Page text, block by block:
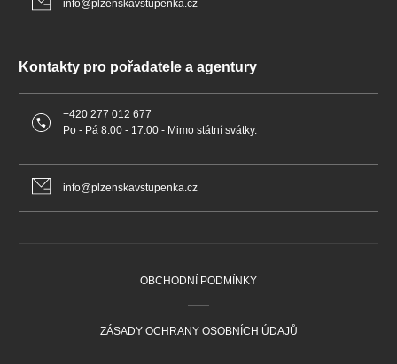
info@plzenskavstupenka.cz
Kontakty pro pořadatele a agentury
+420 277 012 677
Po - Pá 8:00 - 17:00 - Mimo státní svátky.
info@plzenskavstupenka.cz
OBCHODNÍ PODMÍNKY
ZÁSADY OCHRANY OSOBNÍCH ÚDAJŮ